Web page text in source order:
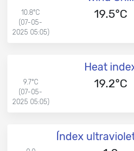
10.8°C
(07-05-
2025 05:05)
19.5°C
Heat
9.7°C
(07-05-
2025 05:05)
19.2°C
Índex